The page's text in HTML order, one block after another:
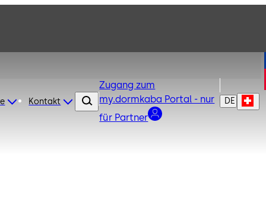
Kontakt
Zugang zum
my.dormkaba Portal - nur
für Partner
DE